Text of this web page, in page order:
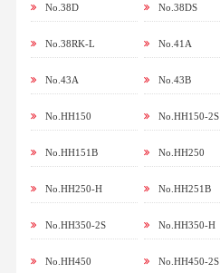
No.38D No.38DS
No.38RK-L No.41A
No.43A No.43B
No.HH150 No.HH150-2S
No.HH151B No.HH250
No.HH250-H No.HH251B
No.HH350-2S No.HH350-H
No.HH450 No.HH450-2S